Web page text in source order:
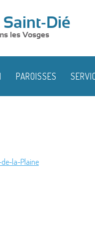
Saint-Dié
les Vosges
PAROISSES
de-la-Plaine